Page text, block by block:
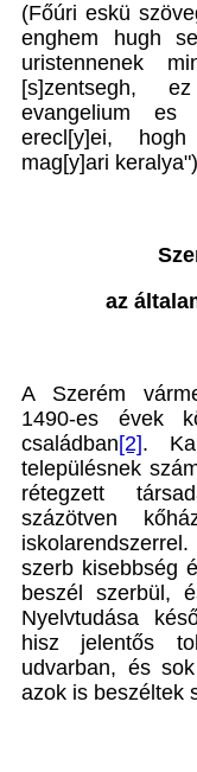
(Főúri eskü
enghem hugh
uristennenek
[s]zentsegh,
evangelium es
erecl[y]ei,
mag[y]ari keralya")
az
A Szerém
1490-es évek
családban[2].
településnek
rétegzett
százötven
szerb kisebbség
beszél szerbül,
Nyelvtudása
hisz jelentős
udvarban, és
azok is beszéltek